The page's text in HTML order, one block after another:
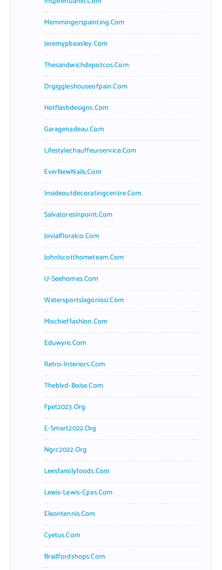
Memmingerspainting.com
Jeremypbeasley.com
Thesandwichdepotcos.com
Drgiggleshouseofpain.com
Hotflashdesigns.com
Garagenadeau.com
Lifestylechauffeurservice.com
EverNewNails.com
Insideoutdecoratingcentre.com
Salvatoresinpoint.com
Jovialfloralco.com
Johnlscotthometeam.com
U-Seehomes.com
Watersportslagonissi.com
Mischieffashion.com
Eduwyre.com
Retro-Interiors.com
Theblvd-Boise.com
Fpet2023.org
E-Smart2022.org
Ngrc2022.org
Leesfamilyfoods.com
Lewis-Lewis-Cpas.com
Eleontennis.com
Cyetus.com
Bradfordshops.com